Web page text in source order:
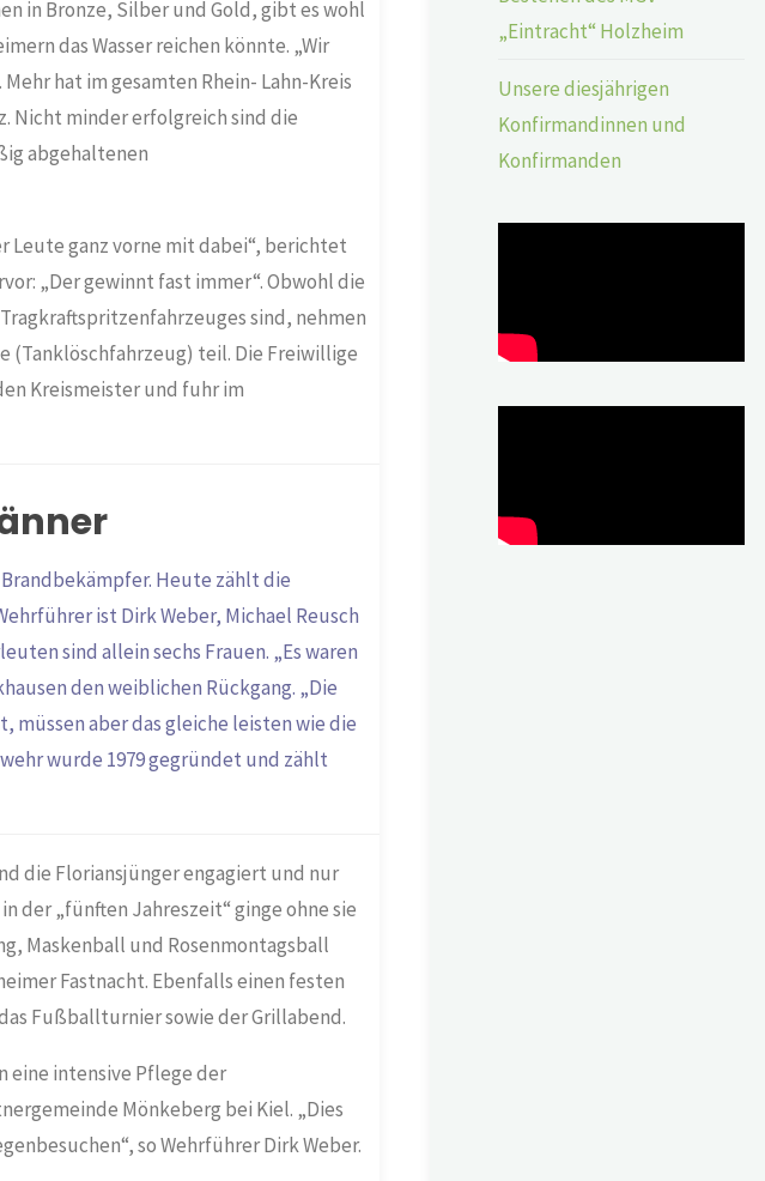
in Bronze, Silber und Gold, gibt es wohl
das Wasser reichen könnte. „Wir
hat im gesamten Rhein- Lahn-Kreis
Nicht minder erfolgreich sind die
abgehaltenen
Leute ganz vorne mit dabei“, berichtet
„Der gewinnt fast immer“. Obwohl die
sind, nehmen
(Tanklöschfahrzeug) teil. Die Freiwillige
Kreismeister und fuhr im
Heute zählt die
ist Dirk Weber, Michael Reusch
sind allein sechs Frauen. „Es waren
den weiblichen Rückgang. „Die
müssen aber das gleiche leisten wie die
wurde 1979 gegründet und zählt
die Floriansjünger engagiert und nur
der „fünften Jahreszeit“ ginge ohne sie
Maskenball und Rosenmontagsball
Fastnacht. Ebenfalls einen festen
Fußballturnier sowie der Grillabend.
eine intensive Pflege der
Mönkeberg bei Kiel. „Dies
so Wehrführer Dirk Weber.
„Eintracht“ Holzheim
Unsere diesjährigen
Konfirmandinnen und
Konfirmanden